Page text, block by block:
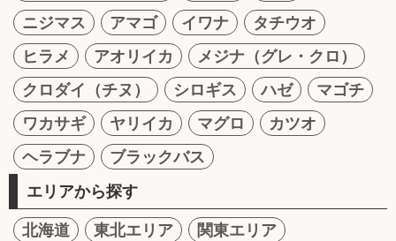
ニジマス
アマゴ イワナ
タチウオ
ヒラメ
アオリイカ
メジナ（グレ・クロ）
クロダイ（チヌ）
シロギス ハゼ
マゴチ
ワカサギ
ヤリイカ マグロ
カツオ
ヘラブナ
ブラックバス
エリアから探す
北海道 東北エリア
関東エリア